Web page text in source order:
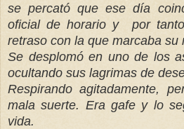
se percató que ese día
oficial de horario y por
retraso con la que marcaba su
Se desplomó en uno de los
ocultando sus lagrimas de
Respirando agitadamente,
mala suerte. Era gafe y lo
vida.